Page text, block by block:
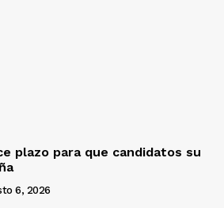
plazo para que candidatos su
6, 2026